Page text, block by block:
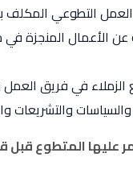
العمل التطوعي
عن الأعمال
الزملاء في فريق العمل
والسياسات
عليها المتطوع